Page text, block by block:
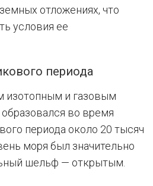
отложениях, что
условия ее
периода
изотопным и газовым
во время
периода около 20 тысяч
моря был значительно
шельф — открытым.